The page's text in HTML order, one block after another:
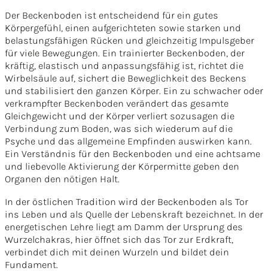
Der Beckenboden ist entscheidend für ein gutes
Körpergefühl, einen aufgerichteten sowie starken und
belastungsfähigen Rücken und gleichzeitig Impulsgeber
für viele Bewegungen. Ein trainierter Beckenboden, der
kräftig, elastisch und anpassungsfähig ist, richtet die
Wirbelsäule auf, sichert die Beweglichkeit des Beckens
und stabilisiert den ganzen Körper. Ein zu schwacher oder
verkrampfter Beckenboden verändert das gesamte
Gleichgewicht und der Körper verliert sozusagen die
Verbindung zum Boden, was sich wiederum auf die
Psyche und das allgemeine Empfinden auswirken kann.
Ein Verständnis für den Beckenboden und eine achtsame
und liebevolle Aktivierung der Körpermitte geben den
Organen den nötigen Halt.
In der östlichen Tradition wird der Beckenboden als Tor
ins Leben und als Quelle der Lebenskraft bezeichnet. In der
energetischen Lehre liegt am Damm der Ursprung des
Wurzelchakras, hier öffnet sich das Tor zur Erdkraft,
verbindet dich mit deinen Wurzeln und bildet dein
Fundament.